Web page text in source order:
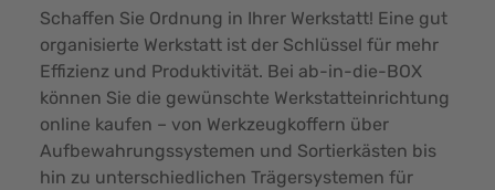
Schaffen Sie Ordnung in Ihrer Werkstatt! Eine gut
organisierte Werkstatt ist der Schlüssel für mehr
Effizienz und Produktivität. Bei ab-in-die-BOX
können Sie die gewünschte Werkstatteinrichtung
online kaufen – von Werkzeugkoffern über
Aufbewahrungssystemen und Sortierkästen bis
hin zu unterschiedlichen Trägersystemen für